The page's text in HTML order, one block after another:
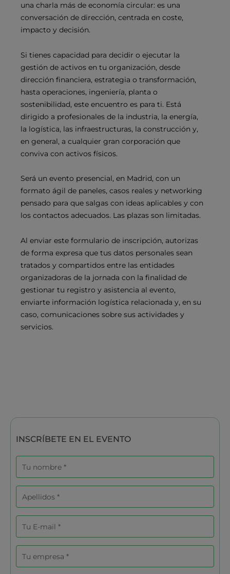
una charla más de economía circular: es una
conversación de dirección, centrada en coste,
impacto y decisión.
Si tienes capacidad para decidir o ejecutar la
gestión de activos en tu organización, desde
dirección financiera, estrategia o transformación,
hasta operaciones, ingeniería, planta o
sostenibilidad, este encuentro es para ti. Está
dirigido a profesionales de la industria, la energía,
la logística, las infraestructuras, la construcción y,
en general, a cualquier gran corporación que
conviva con activos físicos.
Será un evento presencial, en Madrid, con un
formato ágil de paneles, casos reales y networking
pensado para que salgas con ideas aplicables y con
los contactos adecuados. Las plazas son limitadas.
Al enviar este formulario de inscripción, autorizas
de forma expresa que tus datos personales sean
tratados y compartidos entre las entidades
organizadoras de la jornada con la finalidad de
gestionar tu registro y asistencia al evento,
enviarte información logística relacionada y, en su
caso, comunicaciones sobre sus actividades y
servicios.
INSCRÍBETE EN EL EVENTO
Nombre
Apellidos
Correo
electrónico
Empresa